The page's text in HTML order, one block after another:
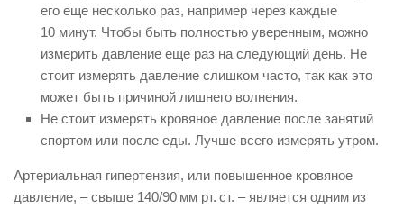
его еще несколько раз, например через каждые
10 минут. Чтобы быть полностью уверенным, можно
измерить давление еще раз на следующий день. Не
стоит измерять давление слишком часто, так как это
может быть причиной лишнего волнения.
Не стоит измерять кровяное давление после занятий
спортом или после еды. Лучше всего измерять утром.
Артериальная гипертензия, или повышенное кровяное
давление, – свыше 140/90 мм рт. ст. – является одним из